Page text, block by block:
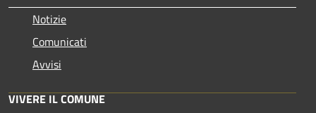
Notizie
Comunicati
Avvisi
VIVERE IL COMUNE